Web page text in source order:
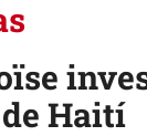
Haití